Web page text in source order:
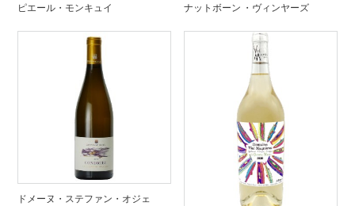
ピエール・モンキュイ ナットボーン ・ヴィンヤーズ
ドメーヌ・ステファン・オジェ